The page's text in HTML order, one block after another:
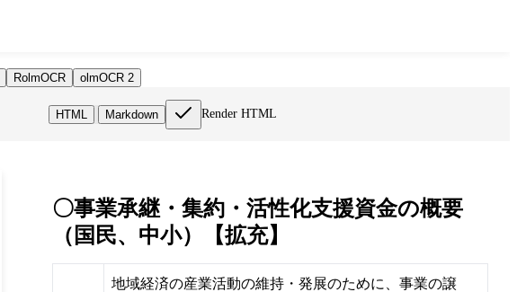
RolmOCR olmOCR 2
HTML Markdown Render HTML
〇事業承継・集約・活性化支援資金の概要
（国民、中小）【拡充】
地域経済の産業活動の維持・発展のために、事業の譲